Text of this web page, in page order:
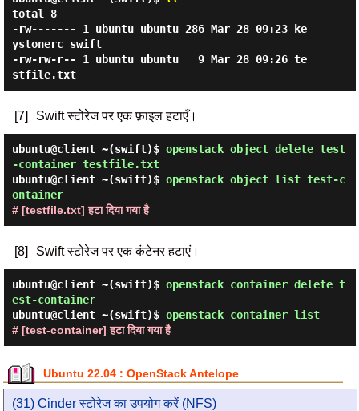
total 8
-rw------- 1 ubuntu ubuntu 286 Mar 28 09:23 ke
ystonerc_swift
-rw-rw-r-- 1 ubuntu ubuntu   9 Mar 28 09:26 te
stfile.txt
[7] Swift स्टोरेज पर एक फ़ाइल हटाएँ।
ubuntu@client ~(swift)$ openstack object delete test
-container testfile.txt
ubuntu@client ~(swift)$ openstack object list test-c
ontainer
# [testfile.txt] हटा दिया गया है
[8] Swift स्टोरेज पर एक कंटेनर हटाएं।
ubuntu@client ~(swift)$ openstack container delete t
est-container
ubuntu@client ~(swift)$ openstack container list
# [test-container] हटा दिया गया है
Ubuntu 22.04 : OpenStack Antelope
(31) Cinder स्टोरेज का उपयोग करें (NFS)